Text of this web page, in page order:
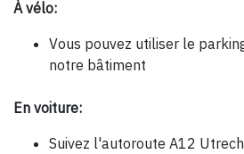
À vélo:
Vous pouvez utiliser le
notre bâtiment
En voiture:
Suivez l'autoroute A12